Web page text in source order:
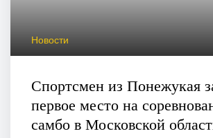
Новости
Спортсмен из Понежукая
первое место на
самбо в Московской